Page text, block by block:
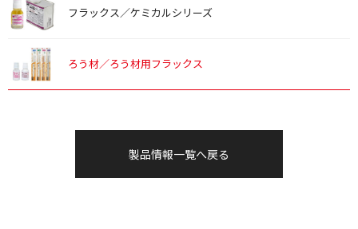
フラックス／ケミカルシリーズ
ろう材／ろう材用フラックス
製品情報一覧へ戻る